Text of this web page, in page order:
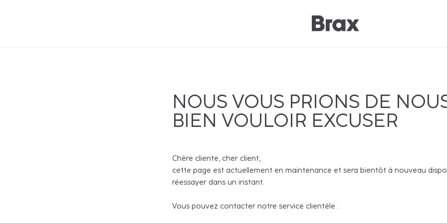
NOUS VOUS PRIONS DE
BIEN VOULOIR EXCUSER
Chère cliente, cher client,
cette page est actuellement en maintenance et sera bientôt à nouveau
réessayer dans un instant.
Vous pouvez contacter notre service clientèle :